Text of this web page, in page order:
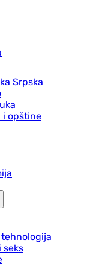
Srpska
i opštine
tehnologija
seks